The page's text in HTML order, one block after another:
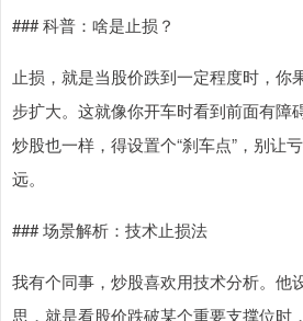
### 科普：啥是止损？
止损，就是当股价跌到一定程度时，你
步扩大。这就像你开车时看到前面有障
炒股也一样，得设置个“刹车点”，别让
远。
### 场景解析：技术止损法
我有个同事，炒股喜欢用技术分析。他
思，就是看股价跌破某个重要支撑位时